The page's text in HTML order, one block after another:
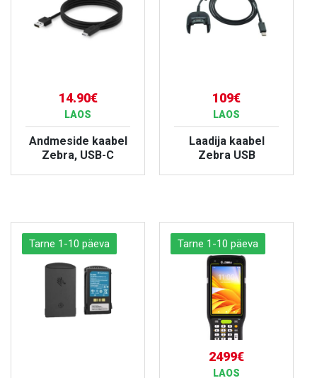
14.90€
LAOS
Andmeside kaabel
Zebra, USB-C
109€
LAOS
Laadija kaabel
Zebra USB
Tarne 1-10 päeva Tarne 1-10 päeva
2499€
LAOS